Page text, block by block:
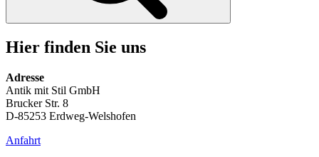
Hier finden Sie uns
Adresse
Antik mit Stil GmbH
Brucker Str. 8
D-85253 Erdweg-Welshofen
Anfahrt